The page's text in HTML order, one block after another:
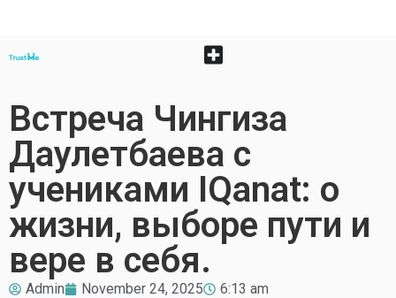
Встреча Чингиза
Даулетбаева с
учениками IQanat: о
жизни, выборе пути и
вере в себя.
Admin November 24, 2025 6:13 am